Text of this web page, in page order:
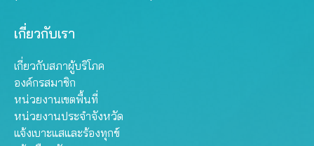
เกี่ยวกับเรา
เกี่ยวกับสภาผู้บริโภค
องค์กรสมาชิก
หน่วยงานเขตพื้นที่
หน่วยงานประจำจังหวัด
แจ้งเบาะแสและร้องทุกข์